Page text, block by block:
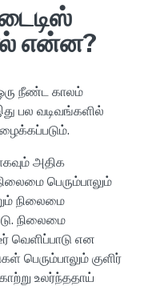
என்ன?
நீண்ட காலம்
பல வடிவங்களில்
அதிக
பெரும்பாலும்
நிலைமை
நிலைமை
வெளிப்பாடு என
பெரும்பாலும் குளிர்
உலர்ந்ததாய்